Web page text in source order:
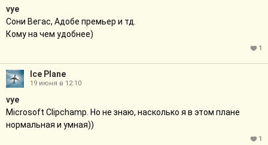
vye
Сони Вегас, Адобе премьер и тд.
Кому на чем удобнее)
1
Ice Plane
19 июня в 12:10
vye
Microsoft Clipchamp. Но не знаю, насколько я в этом плане
нормальная и умная))
1